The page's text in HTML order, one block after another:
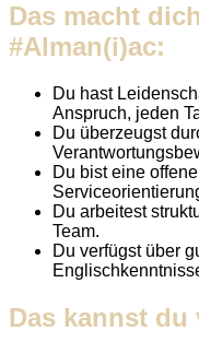
Das macht
#Alman(i)ac:
Du hast
Anspruch, jeden
Du überzeugst
Du bist eine
Du arbeitest
Team.
Du verfügst über
Das kannst du